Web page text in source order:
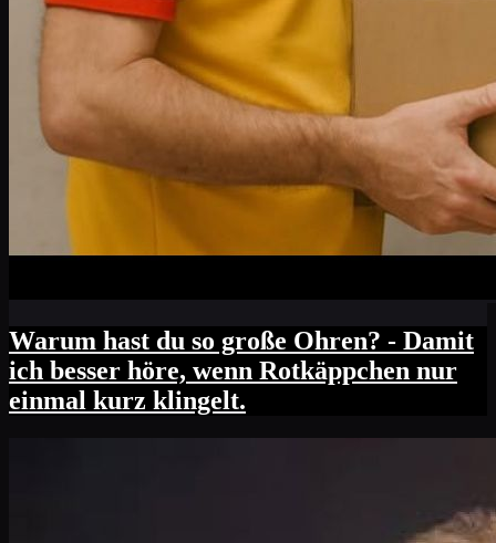
Warum hast du so große Ohren? - Damit
ich besser höre, wenn Rotkäppchen nur
einmal kurz klingelt.